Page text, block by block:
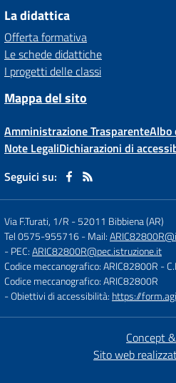
La didattica
Offerta formativa
Le schede didattiche
I progetti delle classi
Mappa del sito
Amministrazione TrasparenteAlbo
Note LegaliDichiarazioni di
Seguici su:
Via F.Turati, 1/R -52011 Bibbiena (AR)
Tel 0575-955716- Mail:
- PEC:ARIC82800R@pec.istruzione.it
Codice meccanografico: ARIC82800R -
Codice meccanografico: ARIC82800R
- Obiettivi di accessibilità: https://
Concept
Sito web